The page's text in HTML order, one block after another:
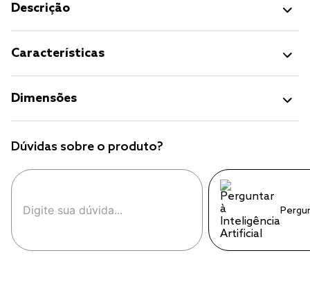
Descrição
Características
Dimensões
Dúvidas sobre o produto?